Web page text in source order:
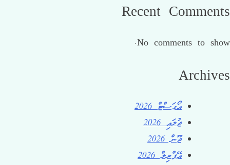
Recent Comments
No comments to show.
Archives
އޯގަސްޓް 2026
ޖުލައި 2026
ޖޫން 2026
އޭޕްރިލް 2026